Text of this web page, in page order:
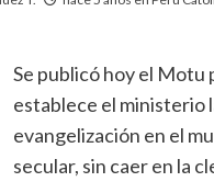
Se publicó hoy el Motu
establece el ministerio
evangelización en el
secular, sin caer en la